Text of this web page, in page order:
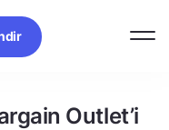
Outlet’i